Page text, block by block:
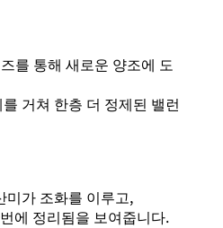
를 통해 새로운 양조에 도
거쳐 한층 더 정제된 밸런
미가 조화를 이루고,
에 정리됨을 보여줍니다.